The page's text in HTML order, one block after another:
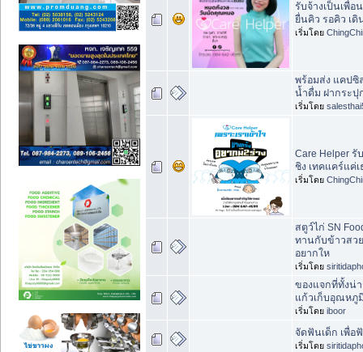
รับจ้างเป็นเพื่อ
ยื่นคิว รอคิว เดิ
เริ่มโดย
พร้อมส่ง แคปซิ
น้ำดื่ม ฝากระปุ
เริ่มโดย
Care Helper รั
ชิง เทคแคร์แ
เริ่มโดย
สตูว์ไก่ SN
ทานกับข้าวสว
อยากให
เริ่มโดย
ของแจกที่ทั้งน่
แก้วเก็บอุณหภู
เริ่มโดย iboor
จัดฟันเด็ก เพื่อ
เริ่มโดย